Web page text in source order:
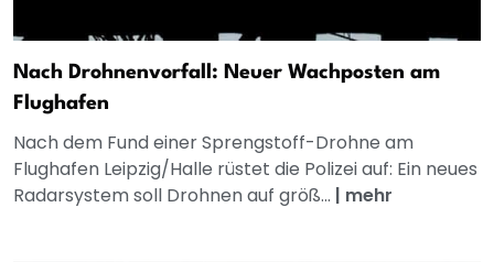
Nach Drohnenvorfall: Neuer Wachposten am
Flughafen
Nach dem Fund einer Sprengstoff-Drohne am
Flughafen Leipzig/Halle rüstet die Polizei auf: Ein neues
Radarsystem soll Drohnen auf größ... | mehr